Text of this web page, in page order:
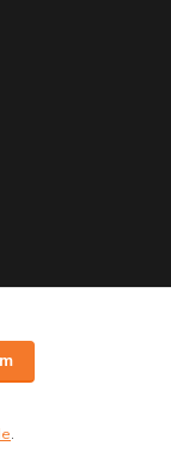
SDZP družstvo.
.